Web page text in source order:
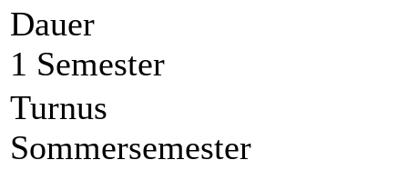
Dauer
1 Semester
Turnus
Sommersemester